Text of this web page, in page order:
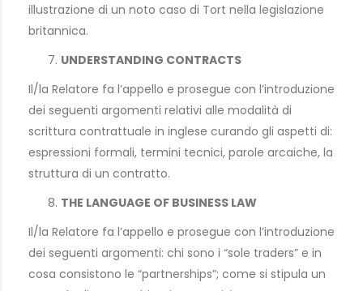
illustrazione di un noto caso di Tort nella legislazione
britannica.
UNDERSTANDING CONTRACTS
Il/la Relatore fa l’appello e prosegue con l’introduzione
dei seguenti argomenti relativi alle modalità di
scrittura contrattuale in inglese curando gli aspetti di:
espressioni formali, termini tecnici, parole arcaiche, la
struttura di un contratto.
THE LANGUAGE OF BUSINESS LAW
Il/la Relatore fa l’appello e prosegue con l’introduzione
dei seguenti argomenti: chi sono i “sole traders” e in
cosa consistono le “partnerships”; come si stipula un